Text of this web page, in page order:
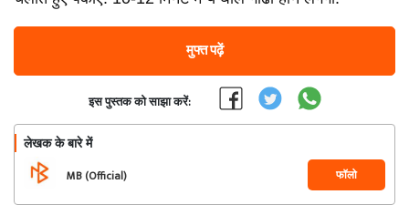
मुफ्त पढ़ें
इस पुस्तक को साझा करें:
लेखक के बारे में
MB (Official) फॉलो